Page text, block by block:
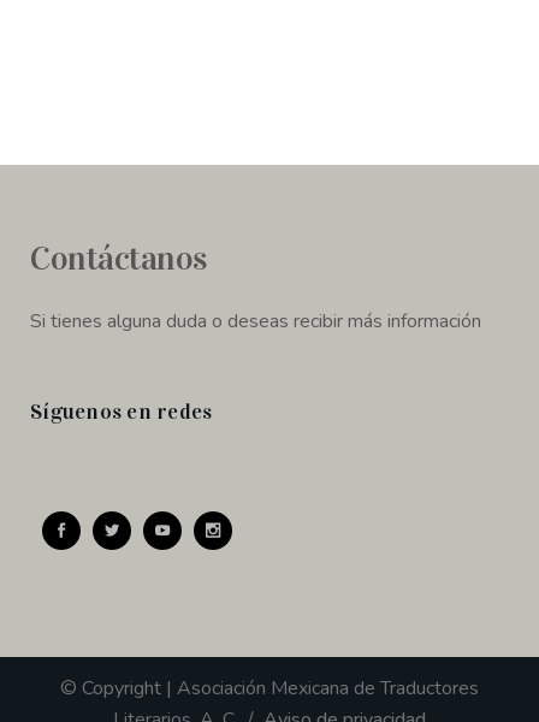
Contáctanos
Si tienes alguna duda o deseas recibir más información
Síguenos en redes
© Copyright | Asociación Mexicana de Traductores